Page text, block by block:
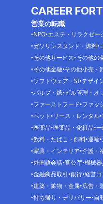
CAREER
営業の転職
NPO エステ・リラクゼー
ガソリンスタンド・燃料
その他サービス その他の
その他金融 その他小売・
ソフトウェア・SI デザイ
パルプ・紙 ビル管理・オ
ファーストフード ファッ
ペット リース・レンタル
医薬品 医薬品・化粧品
飲料・たばこ・飼料 運輸
家具・インテリア 介護・
外国語会話 官公庁 機械
金融商品取引 銀行 経営
建築・鉱物・金属 広告・
持ち帰り・デリバリー 自